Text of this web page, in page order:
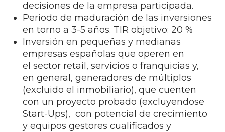
decisiones de la empresa participada.
Periodo de maduración de las inversiones
en torno a 3-5 años. TIR objetivo: 20 %
Inversión en pequeñas y medianas
empresas españolas que operen en
el sector retail, servicios o franquicias y,
en general, generadores de múltiplos
(excluido el inmobiliario), que cuenten
con un proyecto probado (excluyendose
Start-Ups), con potencial de crecimiento
y equipos gestores cualificados y